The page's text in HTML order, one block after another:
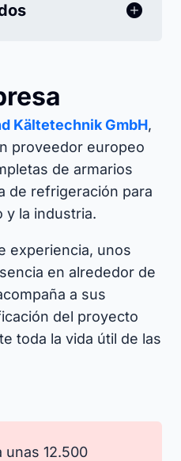
Kältetechnik GmbH,
proveedor europeo
de armarios
de refrigeración para
y la industria.​
experiencia, unos
en alrededor de
a sus
del proyecto
toda la vida útil de las
unas 12.500